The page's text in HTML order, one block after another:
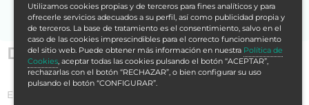
Datos generales
En la actualidad y en nuestra sociedad, existen
Utilizamos cookies propias y de terceros para fines analíticos y para
ofrecerle servicios adecuados a su perfil, así como publicidad propia y
de terceros. La base de tratamiento es el consentimiento, salvo en el
caso de las cookies imprescindibles para el correcto funcionamiento
del sitio web. Puede obtener más información en nuestra Política de
Cookies , aceptar todas las cookies pulsando el botón “ACEPTAR”,
rechazarlas con el botón “RECHAZAR”, o bien configurar su uso
pulsando el botón “CONFIGURAR”.